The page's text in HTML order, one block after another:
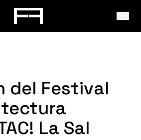
del Festival
La Sal